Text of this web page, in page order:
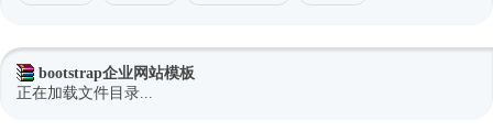
bootstrap企业网站模板
正在加载文件目录...